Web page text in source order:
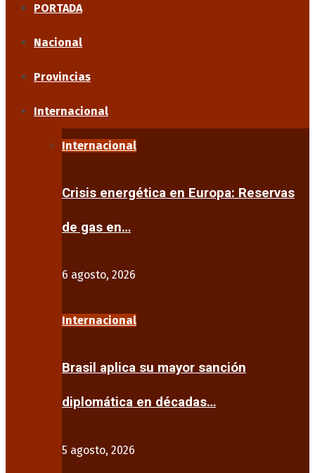
PORTADA
Nacional
Provincias
Internacional
Internacional
Crisis energética en Europa: Reservas
de gas en…
6 agosto, 2026
Internacional
Brasil aplica su mayor sanción
diplomática en décadas…
5 agosto, 2026